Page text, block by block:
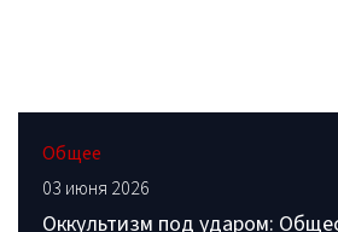
Общее
03 июня 2026
Оккультизм под ударом: